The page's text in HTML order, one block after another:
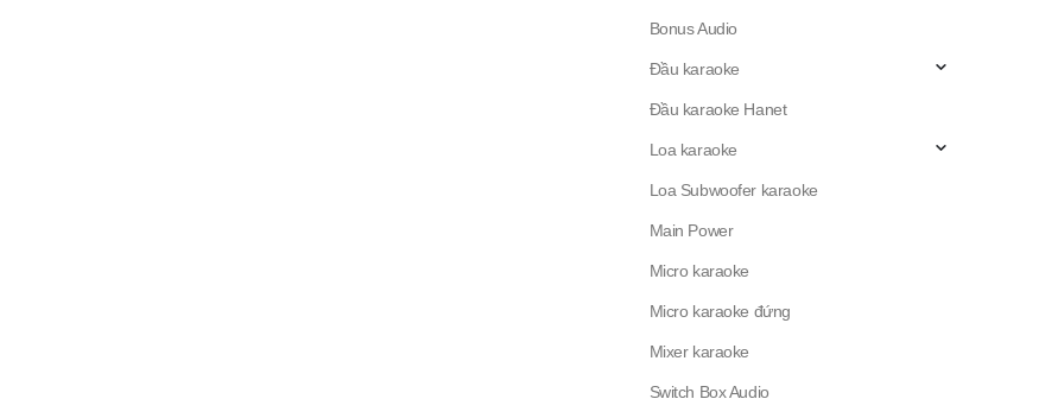
Bonus Audio
Đầu karaoke
Đầu karaoke Hanet
Loa karaoke
Loa Subwoofer karaoke
Main Power
Micro karaoke
Micro karaoke đứng
Mixer karaoke
Switch Box Audio